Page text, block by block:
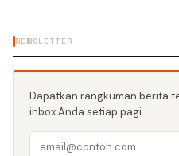
NEWSLETTER
Dapatkan rangkuman berita
inbox Anda setiap pagi.